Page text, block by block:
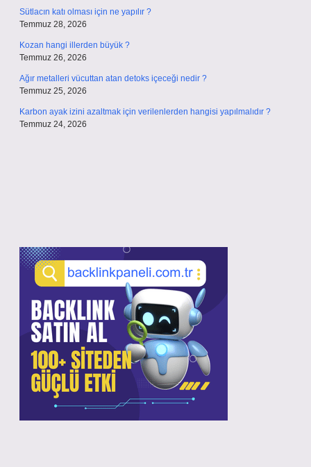
Sütlacın katı olması için ne yapılır ?
Temmuz 28, 2026
Kozan hangi illerden büyük ?
Temmuz 26, 2026
Ağır metalleri vücuttan atan detoks içeceği nedir ?
Temmuz 25, 2026
Karbon ayak izini azaltmak için verilenlerden hangisi yapılmalıdır ?
Temmuz 24, 2026